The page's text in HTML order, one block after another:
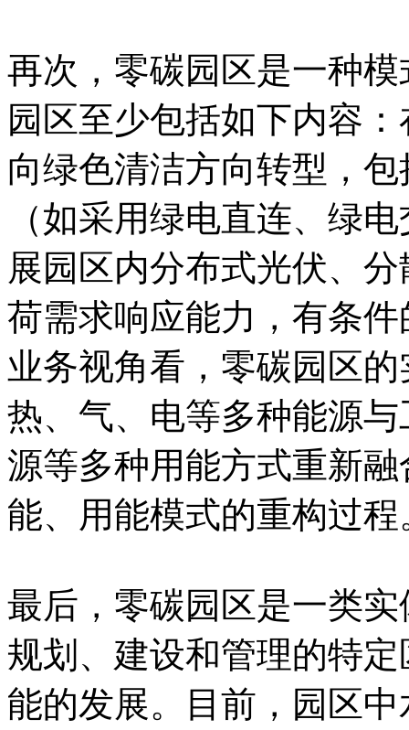
再次，零碳园区是一种
园区至少包括如下内容
向绿色清洁方向转型，
（如采用绿电直连、绿
展园区内分布式光伏、
荷需求响应能力，有条
业务视角看，零碳园区
热、气、电等多种能源
源等多种用能方式重新
能、用能模式的重构过程
最后，零碳园区是一类
规划、建设和管理的特
能的发展。目前，园区